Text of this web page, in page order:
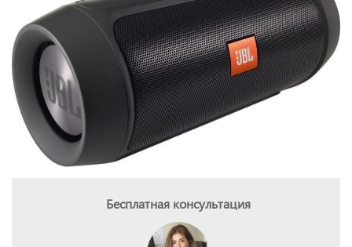
Бесплатная консультация